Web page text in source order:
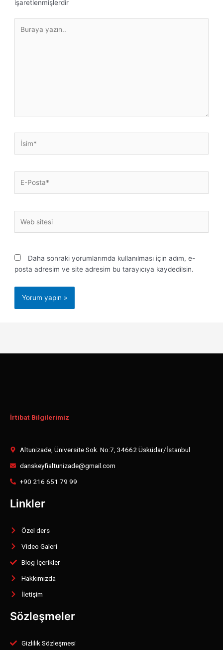
işaretlenmişlerdir
yazın..
Posta*
sitesi
Daha sonraki yorumlarımda kullanılması için adım, e-
posta adresim ve site adresim bu tarayıcıya kaydedilsin.
İrtibat Bilgilerimiz
Altunizade, Üniversite Sok. No:7, 34662 Üsküdar/İstanbul
danskeyfialtunizade@gmail.com
+90 216 651 79 99
Linkler
Özel ders
Video Galeri
Blog İçerikler
Hakkımızda
İletişim
Sözleşmeler
Gizlilik Sözleşmesi